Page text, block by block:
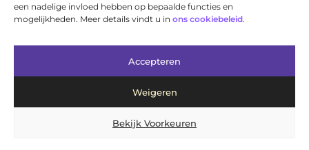
een nadelige invloed hebben op bepaalde functies en
mogelijkheden. Meer details vindt u in ons cookiebeleid.
Accepteren
Weigeren
Bekijk Voorkeuren
Main Links
Bericht categorie